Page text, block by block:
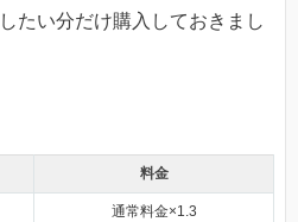
たい分だけ購入しておきまし
料金
通常料金×1.3